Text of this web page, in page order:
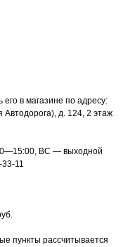
в магазине по адресу:
д. 124, 2 этаж
ВС — выходной
11
пункты рассчитывается